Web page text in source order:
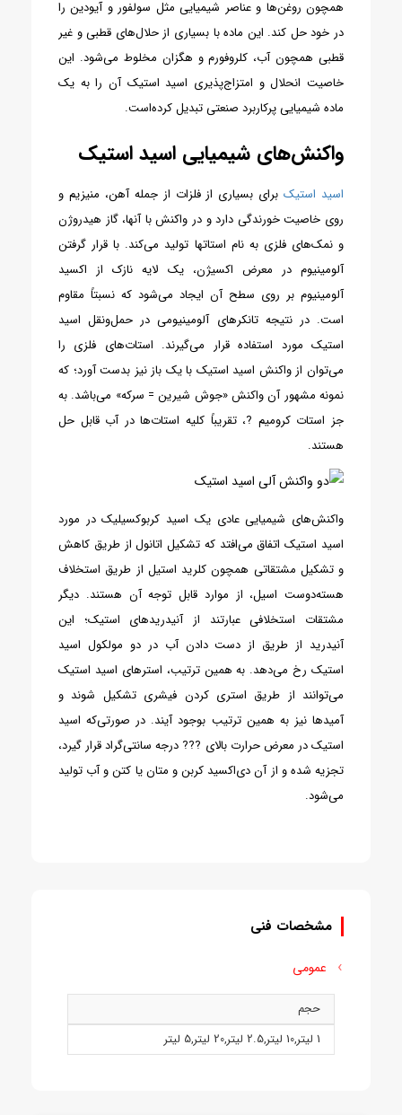
همچون روغن‌ها و عناصر شیمیایی مثل سولفور و آیودین را
در خود حل کند. این ماده با بسیاری از حلال‌های قطبی و غیر
قطبی همچون آب، کلروفورم و هگزان مخلوط می‌شود. این
خاصیت انحلال و امتزاج‌پذیری اسید استیک آن را به یک
ماده شیمیایی پرکاربرد صنعتی تبدیل کرده‌است.
واکنش‌های شیمیایی اسید استیک
اسید استیکبرای بسیاری از فلزات از جمله آهن، منیزیم و
روی خاصیت خورندگی دارد و در واکنش با آنها، گاز هیدروژن
و نمک‌های فلزی به نام استاتها تولید می‌کند. با قرار گرفتن
آلومینیوم در معرض اکسیژن، یک لایه نازک از اکسید
آلومینیوم بر روی سطح آن ایجاد می‌شود که نسبتاً مقاوم
است. در نتیجه تانکرهای آلومینیومی در حمل‌ونقل اسید
استیک مورد استفاده قرار می‌گیرند. استات‌های فلزی را
می‌توان از واکنش اسید استیک با یک باز نیز بدست آورد؛ که
نمونه مشهور آن واکنش «جوش شیرین = سرکه» می‌باشد. به
جز استات کرومیم ?، تقریباً کلیه استات‌ها در آب قابل حل
هستند.
واکنش‌های شیمیایی عادی یک اسید کربوکسیلیک در مورد
اسید استیک اتفاق می‌افتد که تشکیل اتانول از طریق کاهش
و تشکیل مشتقاتی همچون کلرید استیل از طریق استخلاف
هسته‌دوست اسیل، از موارد قابل توجه آن هستند. دیگر
مشتقات استخلافی عبارتند از آنیدریدهای استیک؛ این
آنیدرید از طریق از دست دادن آب در دو مولکول اسید
استیک رخ می‌دهد. به همین ترتیب، استرهای اسید استیک
می‌توانند از طریق استری کردن فیشری تشکیل شوند و
آمیدها نیز به همین ترتیب بوجود آیند. در صورتی‌که اسید
استیک در معرض حرارت بالای ??? درجه سانتی‌گراد قرار گیرد،
تجزیه شده و از آن دی‌اکسید کربن و متان یا کتن و آب تولید
می‌شود.
مشخصات فنی
عمومی
حجم
1 ليتر
,10 ليتر ,2.5 ليتر ,20 ليتر ,5 ليتر